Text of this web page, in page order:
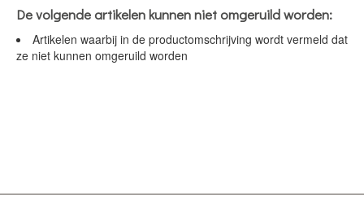
De volgende artikelen kunnen niet omgeruild worden:
Artikelen waarbij in de productomschrijving wordt vermeld dat
ze niet kunnen omgeruild worden